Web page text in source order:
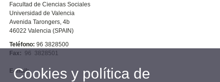
Facultad de Ciencias Sociales
Universidad de Valencia
Avenida Tarongers, 4b
46022 Valencia (SPAIN)
Teléfono: 96 3828500
Fax: 96 3828501
E-mail:
Cookies y política de